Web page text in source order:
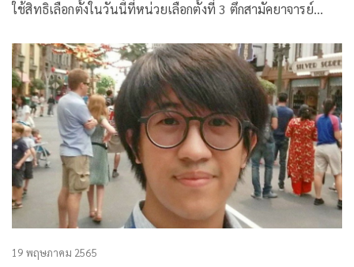
ใช้สิทธิเลือกตั้งในวันนี้ที่หน่วยเลือกตั้งที่ 3 ตึกสามัคยาจารย์
กำลังจะมาบริหารและช่วยเหลือชาวกรุงเทพฯจากปัญหาต่างๆ
19 พฤษภาคม 2565